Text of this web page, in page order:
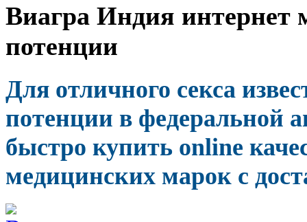
Виагра Индия интернет
потенции
Для отличного секса
потенции в федеральной
быстро купить online
медицинских марок с